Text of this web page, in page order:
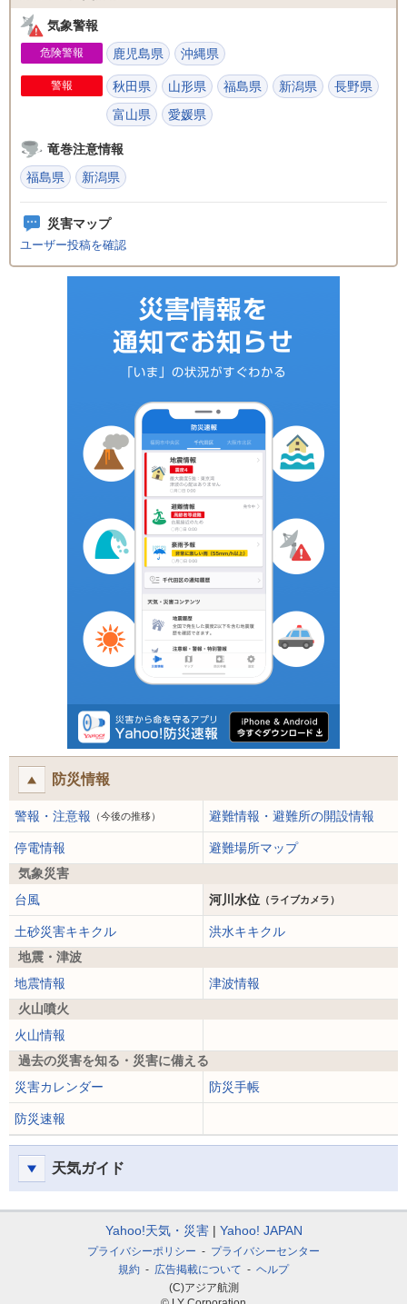
気象警報
危険警報 鹿児島県 沖縄県
警報 秋田県 山形県 福島県 新潟県
長野県
富山県
愛媛県
竜巻注意情報
福島県
新潟県
災害マップ
ユーザー投稿を確認
防災情報
警報・注意報 （今後の推移） 避難情報・避難所の開設情報
停電情報
避難場所マップ
気象災害
台風
河川水位 （ライブカメラ）
土砂災害キキクル
洪水キキクル
地震・津波
地震情報
津波情報
火山噴火
火山情報
過去の災害を知る・災害に備える
災害カレンダー
防災手帳
防災速報
天気ガイド
Yahoo!天気・災害 Yahoo! JAPAN
プライバシーポリシー
プライバシーセンター
規約
広告掲載について
ヘルプ
(C)アジア航測